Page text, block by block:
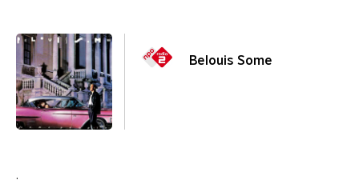
Belouis Some
.